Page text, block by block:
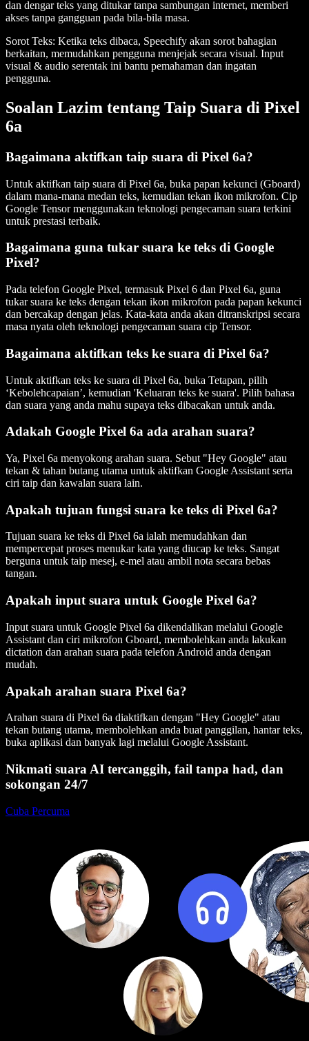
dan dengar teks yang ditukar tanpa sambungan internet, memberi
akses tanpa gangguan pada bila-bila masa.
Sorot Teks: Ketika teks dibaca, Speechify akan sorot bahagian
berkaitan, memudahkan pengguna menjejak secara visual. Input
visual & audio serentak ini bantu pemahaman dan ingatan
pengguna.
Soalan Lazim tentang Taip Suara di Pixel
6a
Bagaimana aktifkan taip suara di Pixel 6a?
Untuk aktifkan taip suara di Pixel 6a, buka papan kekunci (Gboard)
dalam mana-mana medan teks, kemudian tekan ikon mikrofon. Cip
Google Tensor menggunakan teknologi pengecaman suara terkini
untuk prestasi terbaik.
Bagaimana guna tukar suara ke teks di Google
Pixel?
Pada telefon Google Pixel, termasuk Pixel 6 dan Pixel 6a, guna
tukar suara ke teks dengan tekan ikon mikrofon pada papan kekunci
dan bercakap dengan jelas. Kata-kata anda akan ditranskripsi secara
masa nyata oleh teknologi pengecaman suara cip Tensor.
Bagaimana aktifkan teks ke suara di Pixel 6a?
Untuk aktifkan teks ke suara di Pixel 6a, buka Tetapan, pilih
‘Kebolehcapaian’, kemudian 'Keluaran teks ke suara'. Pilih bahasa
dan suara yang anda mahu supaya teks dibacakan untuk anda.
Adakah Google Pixel 6a ada arahan suara?
Ya, Pixel 6a menyokong arahan suara. Sebut "Hey Google" atau
tekan & tahan butang utama untuk aktifkan Google Assistant serta
ciri taip dan kawalan suara lain.
Apakah tujuan fungsi suara ke teks di Pixel 6a?
Tujuan suara ke teks di Pixel 6a ialah memudahkan dan
mempercepat proses menukar kata yang diucap ke teks. Sangat
berguna untuk taip mesej, e-mel atau ambil nota secara bebas
tangan.
Apakah input suara untuk Google Pixel 6a?
Input suara untuk Google Pixel 6a dikendalikan melalui Google
Assistant dan ciri mikrofon Gboard, membolehkan anda lakukan
dictation dan arahan suara pada telefon Android anda dengan
mudah.
Apakah arahan suara Pixel 6a?
Arahan suara di Pixel 6a diaktifkan dengan "Hey Google" atau
tekan butang utama, membolehkan anda buat panggilan, hantar teks,
buka aplikasi dan banyak lagi melalui Google Assistant.
Nikmati suara AI tercanggih, fail tanpa had, dan
sokongan 24/7
Cuba Percuma